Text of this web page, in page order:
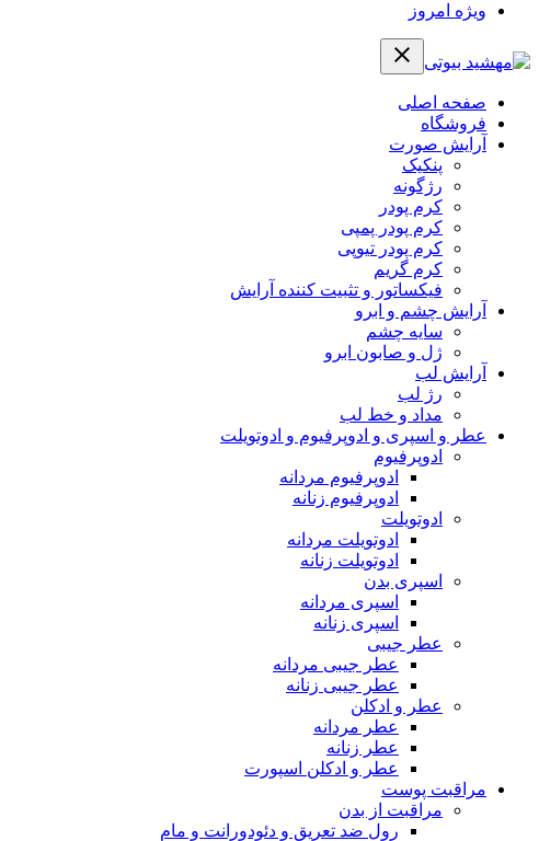
ویژه امروز
صفحه اصلی
فروشگاه
آرایش صورت
پنکیک
رژگونه
کرم پودر
کرم پودر پمپی
کرم پودر تیوپی
کرم گریم
فیکساتور و تثبیت کننده آرایش
آرایش چشم و ابرو
سایه چشم
ژل و صابون ابرو
آرایش لب
رژ لب
مداد و خط لب
عطر و اسپری و ادوپرفیوم و ادوتویلت
ادوپرفیوم
ادوپرفیوم مردانه
ادوپرفیوم زنانه
ادوتویلت
ادوتویلت مردانه
ادوتویلت زنانه
اسپری بدن
اسپری مردانه
اسپری زنانه
عطر جیبی
عطر جیبی مردانه
عطر جیبی زنانه
عطر و ادکلن
عطر مردانه
عطر زنانه
عطر و ادکلن اسپورت
مراقبت پوست
مراقبت از بدن
رول ضد تعریق و دئودورانت و مام